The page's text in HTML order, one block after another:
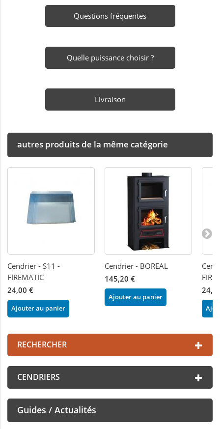
Questions fréquentes
Quelle puissance choisir ?
Livraison
autres produits de la même catégorie
Cendrier - S11 -
FIREMATIC
24,00 €
Ajouter au panier
Cendrier - BOREAL
145,20 €
Ajouter au panier
RECHERCHER
CENDRIERS
Guides / Actualités